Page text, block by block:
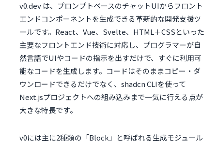
v0.dev は、プロンプトベースのチャットUIからフロント
エンドコンポーネントを生成できる革新的な開発支援ツ
ールです。React、Vue、Svelte、HTML＋CSSといった
主要なフロントエンド技術に対応し、プログラマーが自
然言語でUIやコードの指示を出すだけで、すぐに利用可
能なコードを生成します。コードはそのままコピー・ダ
ウンロードできるだけでなく、shadcn CLIを使って
Next.jsプロジェクトへの組み込みまで一気に行える点が
大きな特長です。
v0には主に2種類の「Block」と呼ばれる生成モジュール